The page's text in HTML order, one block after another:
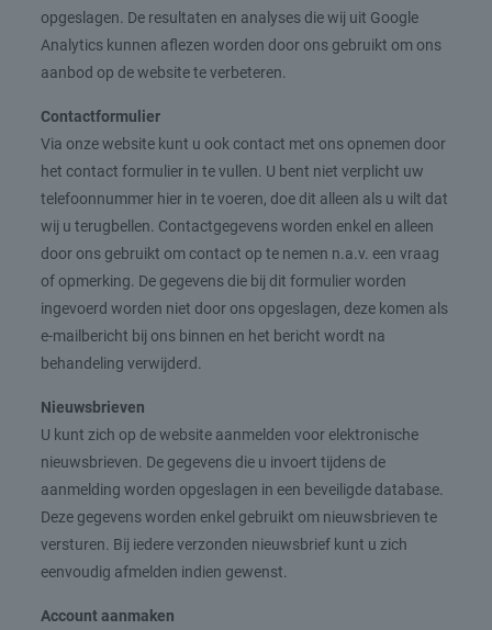
opgeslagen. De resultaten en analyses die wij uit Google
Analytics kunnen aflezen worden door ons gebruikt om ons
aanbod op de website te verbeteren.
Contactformulier
Via onze website kunt u ook contact met ons opnemen door
het contact formulier in te vullen. U bent niet verplicht uw
telefoonnummer hier in te voeren, doe dit alleen als u wilt dat
wij u terugbellen. Contactgegevens worden enkel en alleen
door ons gebruikt om contact op te nemen n.a.v. een vraag
of opmerking. De gegevens die bij dit formulier worden
ingevoerd worden niet door ons opgeslagen, deze komen als
e-mailbericht bij ons binnen en het bericht wordt na
behandeling verwijderd.
Nieuwsbrieven
U kunt zich op de website aanmelden voor elektronische
nieuwsbrieven. De gegevens die u invoert tijdens de
aanmelding worden opgeslagen in een beveiligde database.
Deze gegevens worden enkel gebruikt om nieuwsbrieven te
versturen. Bij iedere verzonden nieuwsbrief kunt u zich
eenvoudig afmelden indien gewenst.
Account aanmaken